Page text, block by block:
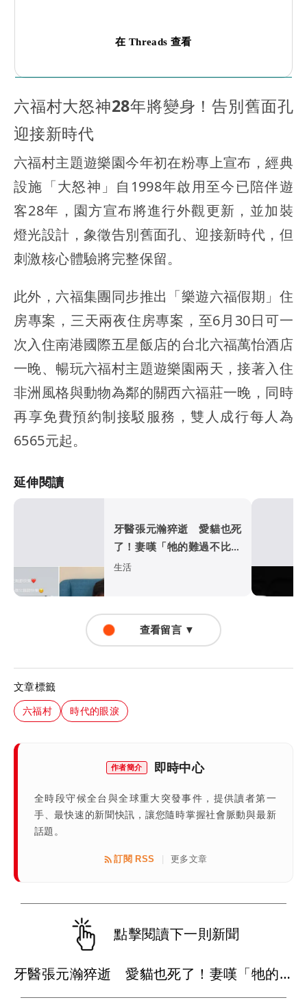
在 Threads 查看
六福村大怒神28年將變身！告別舊面孔
迎接新時代
六福村主題遊樂園今年初在粉專上宣布，經典
設施「大怒神」自1998年啟用至今已陪伴遊
客28年，園方宣布將進行外觀更新，並加裝
燈光設計，象徵告別舊面孔、迎接新時代，但
刺激核心體驗將完整保留。
此外，六福集團同步推出「樂遊六福假期」住
房專案，三天兩夜住房專案，至6月30日可一
次入住南港國際五星飯店的台北六福萬怡酒店
一晚、暢玩六福村主題遊樂園兩天，接著入住
非洲風格與動物為鄰的關西六福莊一晚，同時
再享免費預約制接駁服務，雙人成行每人為
6565元起。
延伸閱讀
牙醫張元瀚猝逝 愛貓也死
了！妻嘆「牠的難過不比我
們少」
生活
查看留言 ▼
文章標籤
六福村 時代的眼淚
作者簡介 即時中心
全時段守候全台與全球重大突發事件，提供讀者第一
手、最快速的新聞快訊，讓您隨時掌握社會脈動與最新
話題。
訂閱 RSS 更多文章
點擊閱讀下一則新聞
牙醫張元瀚猝逝 愛貓也死了！妻嘆「牠的難過不比我們少」